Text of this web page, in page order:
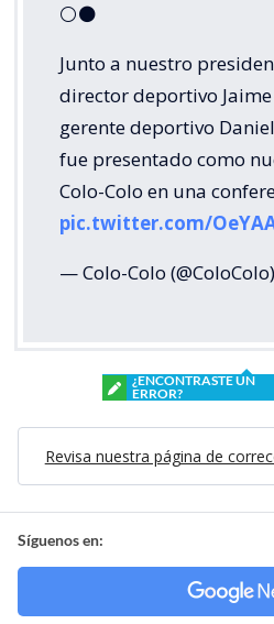
⚪️⚫️
Junto a nuestro
director deportivo
gerente deportivo
fue presentado como
Colo-Colo en una
pic.twitter.com/
— Colo-Colo (@ColoColo)
¿ENCONTRASTE UN
ERROR?
Revisa nuestra página de
Síguenos en: